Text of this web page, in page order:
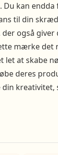
kan
til din
også
mærke
let at skabe
deres
kreativitet,